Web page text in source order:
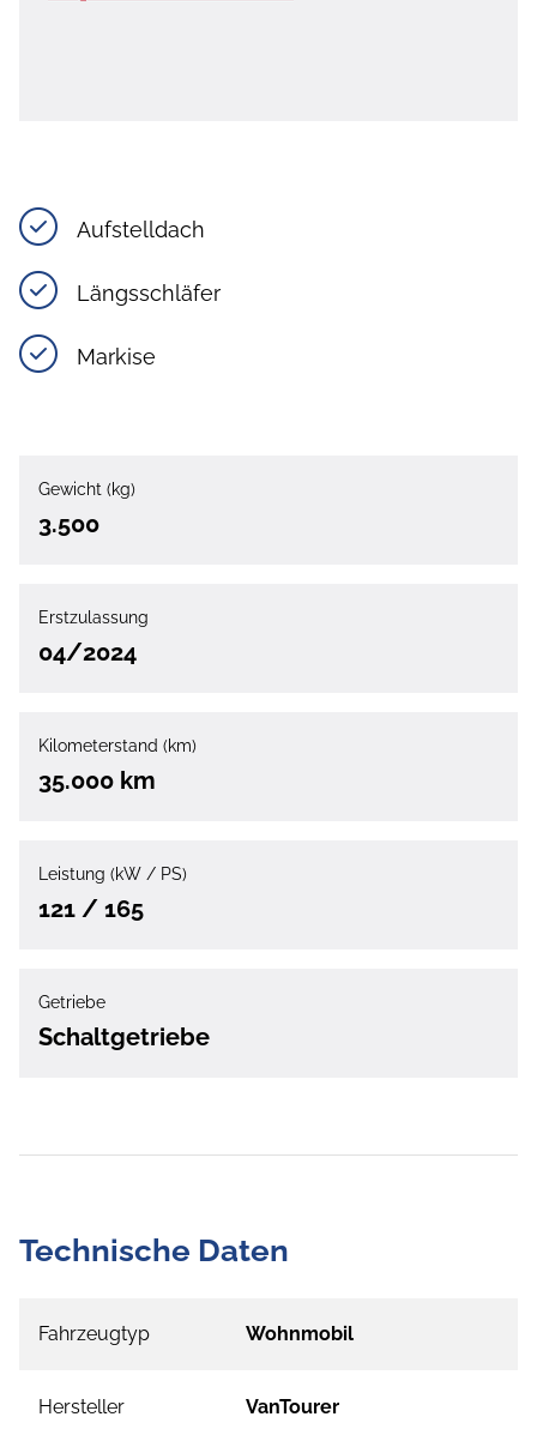
Aufstelldach
Längsschläfer
Markise
Gewicht (kg)
3.500
Erstzulassung
04/2024
Kilometerstand (km)
35.000 km
Leistung (kW / PS)
121 / 165
Getriebe
Schaltgetriebe
Technische Daten
Fahrzeugtyp Wohnmobil
Hersteller VanTourer